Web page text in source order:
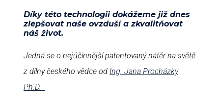
Díky této technologii dokážeme již dnes
zlepšovat naše ovzduší a zkvalitňovat
náš život.
Jedná se o nejúčinnější patentovaný nátěr na světě
z dílny českého vědce od Ing. Jana Procházky
Ph.D.